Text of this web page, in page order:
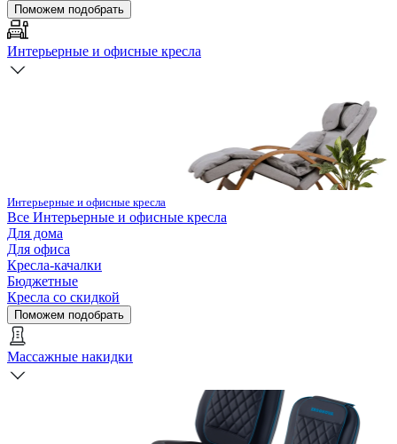
Поможем подобрать
Интерьерные и офисные кресла
Интерьерные и офисные кресла
Все Интерьерные и офисные кресла
Для дома
Для офиса
Кресла-качалки
Бюджетные
Кресла со скидкой
Поможем подобрать
Массажные накидки